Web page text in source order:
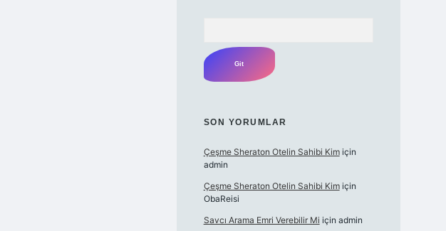
SON YORUMLAR
Çeşme Sheraton Otelin Sahibi Kimiçin
admin
Çeşme Sheraton Otelin Sahibi Kimiçin
ObaReisi
Savcı Arama Emri Verebilir Mi için admin